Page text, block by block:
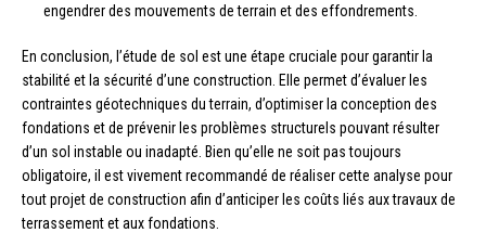
engendrer des mouvements de terrain et des effondrements.
En conclusion, l’étude de sol est une étape cruciale pour garantir la
stabilité et la sécurité d’une construction. Elle permet d’évaluer les
contraintes géotechniques du terrain, d’optimiser la conception des
fondations et de prévenir les problèmes structurels pouvant résulter
d’un sol instable ou inadapté. Bien qu’elle ne soit pas toujours
obligatoire, il est vivement recommandé de réaliser cette analyse pour
tout projet de construction afin d’anticiper les coûts liés aux travaux de
terrassement et aux fondations.